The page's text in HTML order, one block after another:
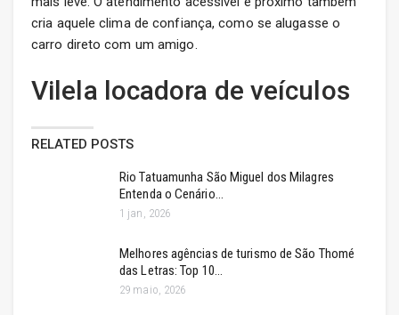
cria aquele clima de confiança, como se alugasse o
carro direto com um amigo.
Vilela locadora de veículos
RELATED POSTS
Rio Tatuamunha São Miguel dos Milagres
Entenda o Cenário…
1 jan, 2026
Melhores agências de turismo de São Thomé
das Letras: Top 10…
29 maio, 2026